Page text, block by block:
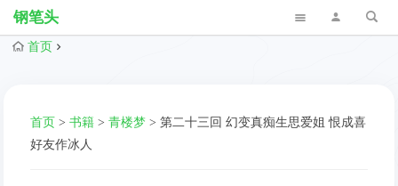
钢笔头
首页
首页 >书籍 >青楼梦 >第二十三回 幻变真痴生思爱姐 恨成喜
好友作冰人